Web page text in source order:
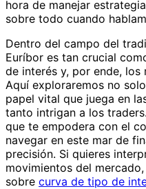
hora de manejar
sobre todo cuando
Dentro del campo del
Euríbor es tan crucial
de interés y, por ende,
Aquí exploraremos no
papel vital que juega en
tanto intrigan a los
que te empodera con el
navegar en este mar de
precisión. Si quieres
movimientos del
sobre curva de tipo de